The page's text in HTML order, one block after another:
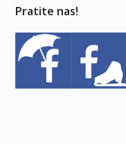
Pratite nas!